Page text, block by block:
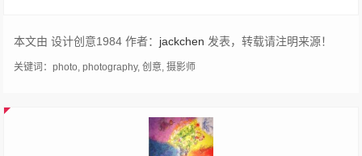
本文由 设计创意1984 作者： jackchen 发表，转载请注明来源！
关键词：photo ,photography,创意 ,摄影师